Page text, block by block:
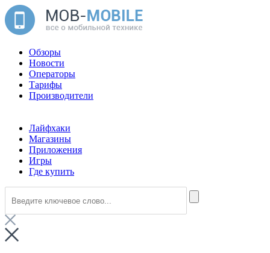
Обзоры
Новости
Операторы
Тарифы
Производители
Лайфхаки
Магазины
Приложения
Игры
Где купить